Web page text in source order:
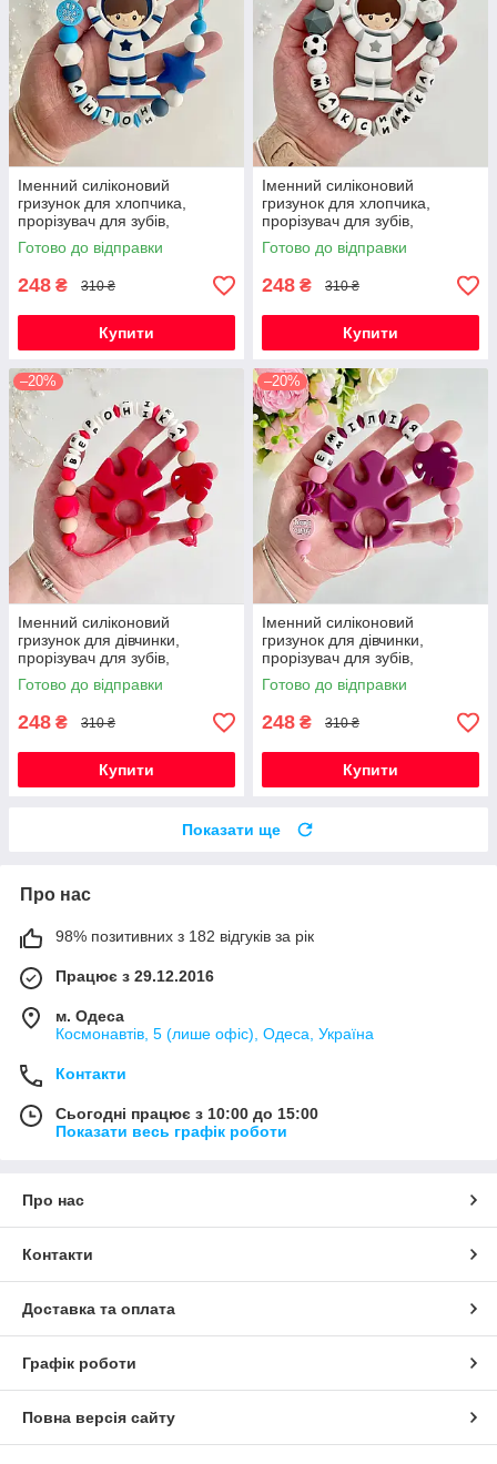
Іменний силіконовий
гризунок для хлопчика,
прорізувач для зубів,
Космонавт (темно-синій)
Готово до відправки
248 ₴ 310 ₴
Купити
Іменний силіконовий
гризунок для хлопчика,
прорізувач для зубів,
Космонавт (світло-сірий)
Готово до відправки
248 ₴ 310 ₴
Купити
–20%
Іменний силіконовий
гризунок для дівчинки,
прорізувач для зубів,
Монстера (червоний)
Готово до відправки
248 ₴ 310 ₴
Купити
–20%
Іменний силіконовий
гризунок для дівчинки,
прорізувач для зубів,
Монстера (винний)
Готово до відправки
248 ₴ 310 ₴
Купити
Показати ще
Про нас
98% позитивних з 182 відгуків за рік
Працює з 29.12.2016
м. Одеса
Космонавтів, 5 (лише офіс), Одеса, Україна
Контакти
Сьогодні працює з 10:00 до 15:00
Показати весь графік роботи
Про нас
Контакти
Доставка та оплата
Графік роботи
Повна версія сайту